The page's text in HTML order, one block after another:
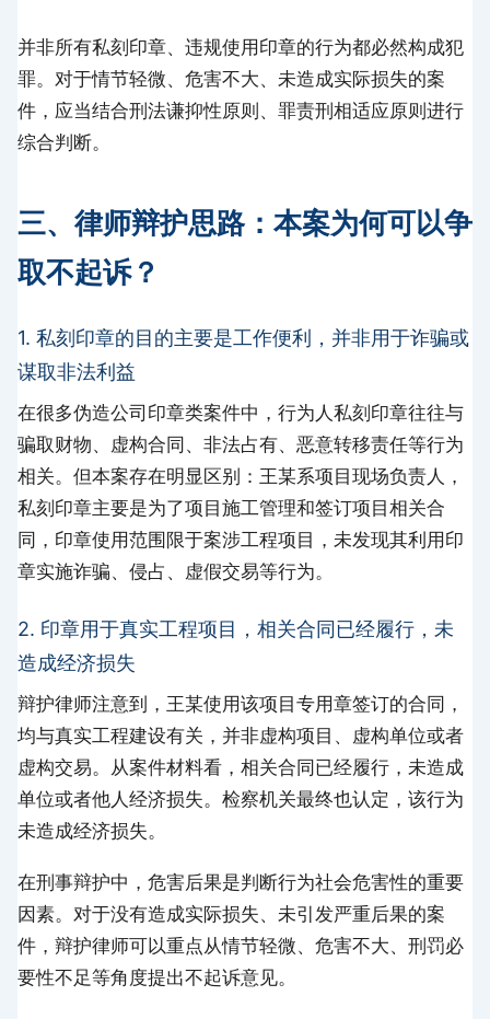
并非所有私刻印章、违规使用印章的行为都必然构成犯
罪。对于情节轻微、危害不大、未造成实际损失的案
件，应当结合刑法谦抑性原则、罪责刑相适应原则进行
综合判断。
三、律师辩护思路：本案为何可以争
取不起诉？
1. 私刻印章的目的主要是工作便利，并非用于诈骗或
谋取非法利益
在很多伪造公司印章类案件中，行为人私刻印章往往与
骗取财物、虚构合同、非法占有、恶意转移责任等行为
相关。但本案存在明显区别：王某系项目现场负责人，
私刻印章主要是为了项目施工管理和签订项目相关合
同，印章使用范围限于案涉工程项目，未发现其利用印
章实施诈骗、侵占、虚假交易等行为。
2. 印章用于真实工程项目，相关合同已经履行，未
造成经济损失
辩护律师注意到，王某使用该项目专用章签订的合同，
均与真实工程建设有关，并非虚构项目、虚构单位或者
虚构交易。从案件材料看，相关合同已经履行，未造成
单位或者他人经济损失。检察机关最终也认定，该行为
未造成经济损失。
在刑事辩护中，危害后果是判断行为社会危害性的重要
因素。对于没有造成实际损失、未引发严重后果的案
件，辩护律师可以重点从情节轻微、危害不大、刑罚必
要性不足等角度提出不起诉意见。